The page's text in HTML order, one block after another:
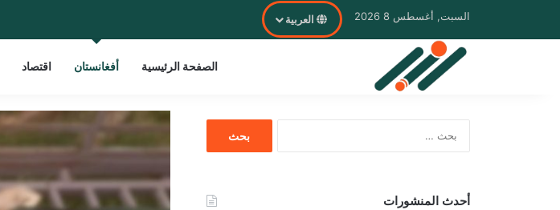
السبت, أغسطس 8 2026 العربية
الصفحة الرئيسية أفغانستان اقتصاد
أحدث المنشورات